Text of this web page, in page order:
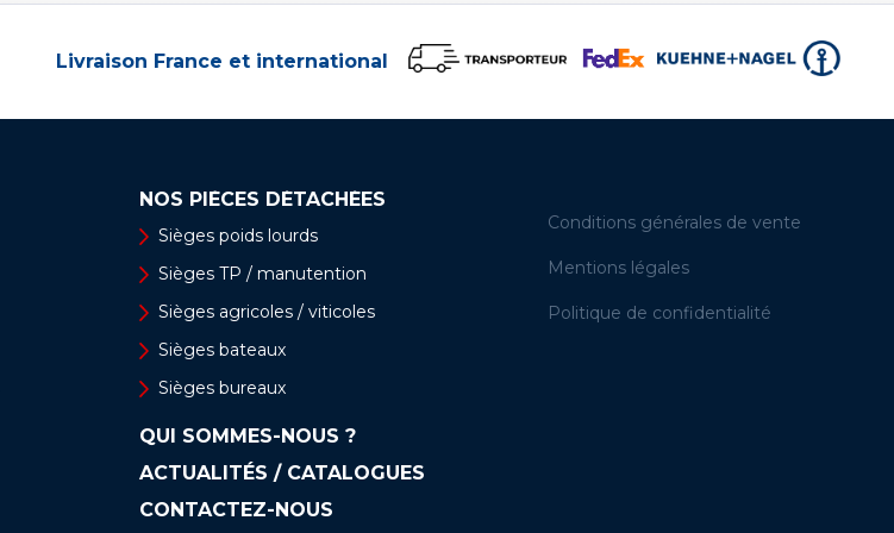
Livraison France et international
NOS PIÈCES DÉTACHÉES
Sièges poids lourds
Sièges TP / manutention
Sièges agricoles / viticoles
Sièges bateaux
Sièges bureaux
QUI SOMMES-NOUS ?
ACTUALITÉS / CATALOGUES
CONTACTEZ-NOUS
Conditions générales de vente
Mentions légales
Politique de confidentialité